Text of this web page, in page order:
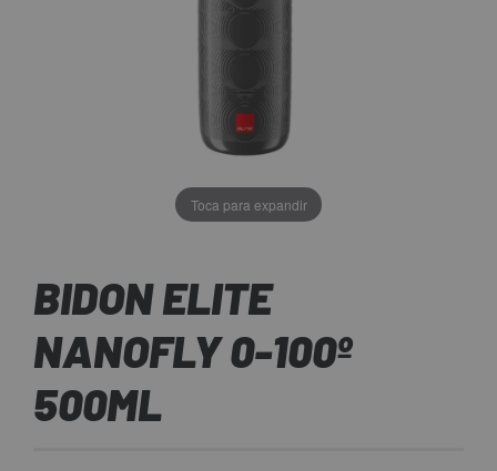
Toca para expandir
BIDON ELITE
NANOFLY 0-100º
500ML